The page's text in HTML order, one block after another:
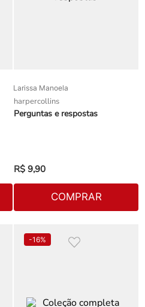
Larissa Manoela
harpercollins
Perguntas e respostas
R$ 9,90
COMPRAR
-16%